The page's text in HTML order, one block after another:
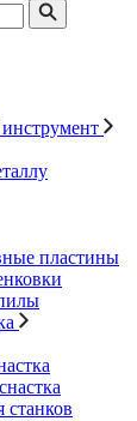
пластины